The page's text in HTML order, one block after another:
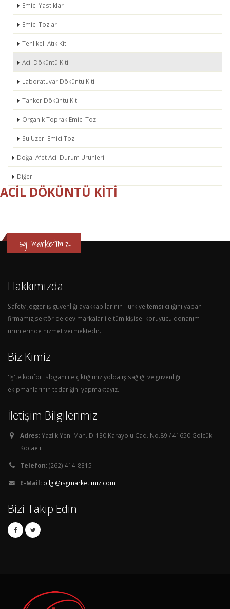
Emici Yastıklar
Emici Tozlar
Tehlikeli Atık Kiti
Acil Döküntü Kiti
Laboratuvar Döküntü Kiti
Tanker Döküntü Kiti
Organik Toprak Emici Toz
Su Üzeri Emici Toz
Doğal Afet Acil Durum Ürünleri
Diğer
ACIL DÖKÜNTÜ KITI
isg marketimiz
Hakkımızda
Safety Jogger iş güvenliği ayakkabılarının Türkiye temsilciliğini yapan
firmamız,sektör de dev markalar ile tüm kişisel koruyucu donanım
ürünlerinde hizmet vermektedir.
Biz Kimiz
'İş'te konfor' sloganı ile çıktığımız yolda iş sağlığı ve güvenliği
ekipmanlarının tedariğini yapmaktayız.
İletişim Bilgilerimiz
Adres:Yazlık Yeni Mah. D-130 Karayolu Cad. No.89 / 41650 Gölcük –
Kocaeli
Telefon:(262) 414-8315
E-Mail: bilgi@isgmarketimiz.com
Bizi Takip Edin